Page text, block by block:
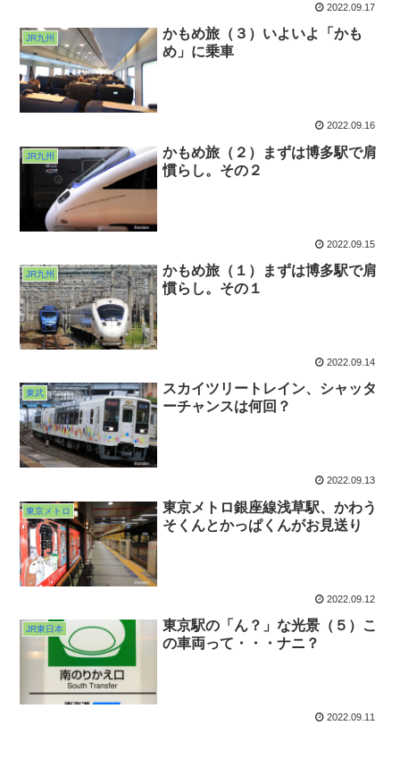
2022.09.17
JR九州
かもめ旅（３）いよいよ「かも
め」に乗車
2022.09.16
JR九州
かもめ旅（２）まずは博多駅で肩
慣らし。その２
2022.09.15
JR九州
かもめ旅（１）まずは博多駅で肩
慣らし。その１
2022.09.14
東武
スカイツリートレイン、シャッタ
ーチャンスは何回？
2022.09.13
東京メトロ
東京メトロ銀座線浅草駅、かわう
そくんとかっぱくんがお見送り
2022.09.12
JR東日本
東京駅の「ん？」な光景（５）こ
の車両って・・・ナニ？
2022.09.11